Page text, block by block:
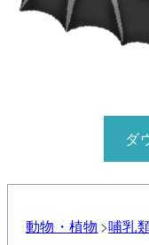
ダ
動物・植物 哺乳